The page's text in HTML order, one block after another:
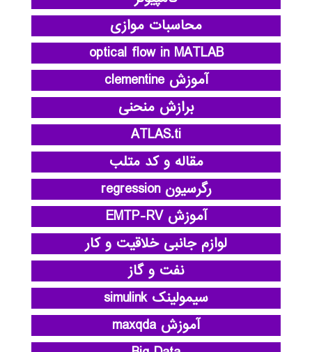
محاسبات موازی
optical flow in MATLAB
آموزش clementine
برازش منحنی
ATLAS.ti
مقاله و کد متلب
رگرسیون regression
آموزش EMTP-RV
لوازم جانبی خلاقیت و کار
نفت و گاز
سیمولینک simulink
آموزش maxqda